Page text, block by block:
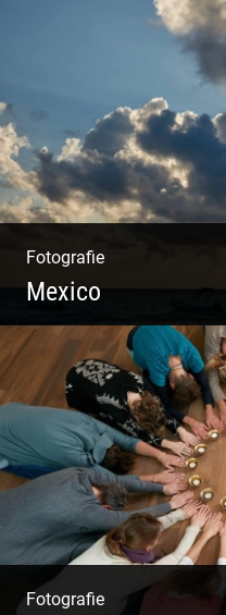
Architekten &
Bauleiter |
Fotografie
Mexico
Travelling Mexico |
Izamal | Isla Holbox
Fotografie